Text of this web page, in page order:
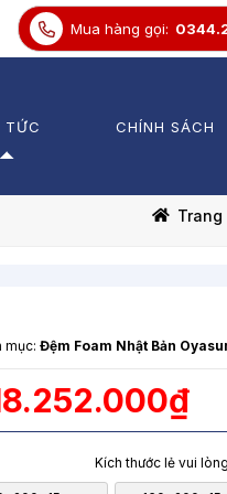
Mua hàng gọi:
Ga lẻ
Gối
TỨC CHÍNH SÁCH
Trang
mục: Đệm Foam Nhật Bản
Kích thước lẻ vui